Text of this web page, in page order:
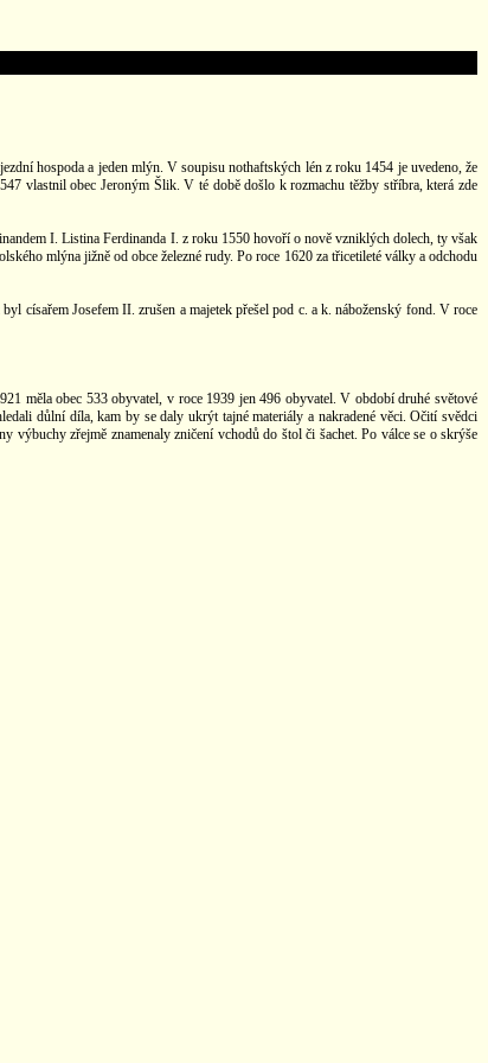
hospoda a jeden mlýn. V soupisu nothaftských lén z roku 1454 je uvedeno, že
vlastnil obec Jeroným Šlik. V té době došlo k rozmachu těžby stříbra, která zde
I. Listina Ferdinanda I. z roku 1550 hovoří o nově vzniklých dolech, ty však
mlýna jižně od obce železné rudy. Po roce 1620 za třicetileté války a odchodu
císařem Josefem II. zrušen a majetek přešel pod c. a k. náboženský fond. V roce
měla obec 533 obyvatel, v roce 1939 jen 496 obyvatel. V období druhé světové
důlní díla, kam by se daly ukrýt tajné materiály a nakradené věci. Očití svědci
výbuchy zřejmě znamenaly zničení vchodů do štol či šachet. Po válce se o skrýše